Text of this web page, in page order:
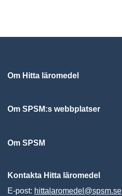
Om Hitta läromedel
Om SPSM:s webbplatser
Om SPSM
Kontakta Hitta läromedel
E-post: hittalaromedel@spsm.se